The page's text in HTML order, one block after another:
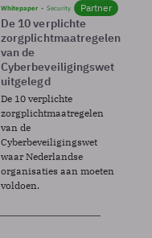
Whitepaper Security Partner
De 10 verplichte
zorgplichtmaatregelen
van de
Cyberbeveiligingswet
uitgelegd
De 10 verplichte
zorgplichtmaatregelen
van de
Cyberbeveiligingswet
waar Nederlandse
organisaties aan moeten
voldoen.